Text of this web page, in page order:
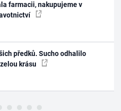
farmacii, nakupujeme v
předků. Sucho odhalilo
krásu